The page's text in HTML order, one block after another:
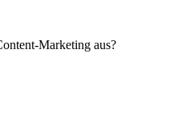
Marketing aus?